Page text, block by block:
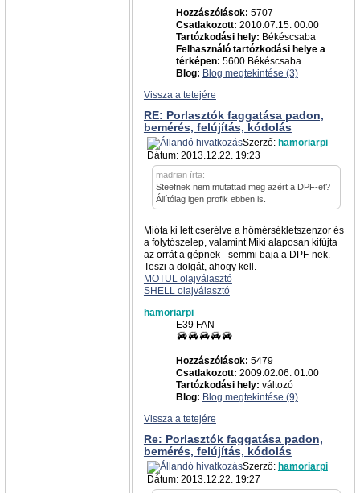
Hozzászólások: 5707
Csatlakozott: 2010.07.15. 00:00
Tartózkodási hely: Békéscsaba
Felhasználó tartózkodási helye a
térképen: 5600 Békéscsaba
Blog: Blog megtekintése (3)
Vissza a tetejére
RE: Porlasztók faggatása padon,
bemérés, felújítás, kódolás
Szerző: hamoriarpi
Dátum: 2013.12.22. 19:23
madrian írta:
Steefnek nem mutattad meg azért a DPF-et?
Állítólag igen profik ebben is.
Mióta ki lett cserélve a hőmérsékletszenzor és
a folytószelep, valamint Miki alaposan kifújta
az orrát a gépnek - semmi baja a DPF-nek.
Teszi a dolgát, ahogy kell.
MOTUL olajválasztó
SHELL olajválasztó
hamoriarpi
E39 FAN
Hozzászólások: 5479
Csatlakozott: 2009.02.06. 01:00
Tartózkodási hely: változó
Blog: Blog megtekintése (9)
Vissza a tetejére
Re: Porlasztók faggatása padon,
bemérés, felújítás, kódolás
Szerző: hamoriarpi
Dátum: 2013.12.22. 19:27